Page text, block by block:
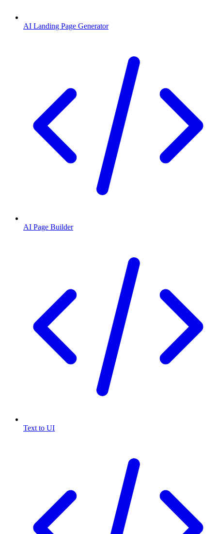
AI Landing Page Generator
AI Page Builder
Text to UI